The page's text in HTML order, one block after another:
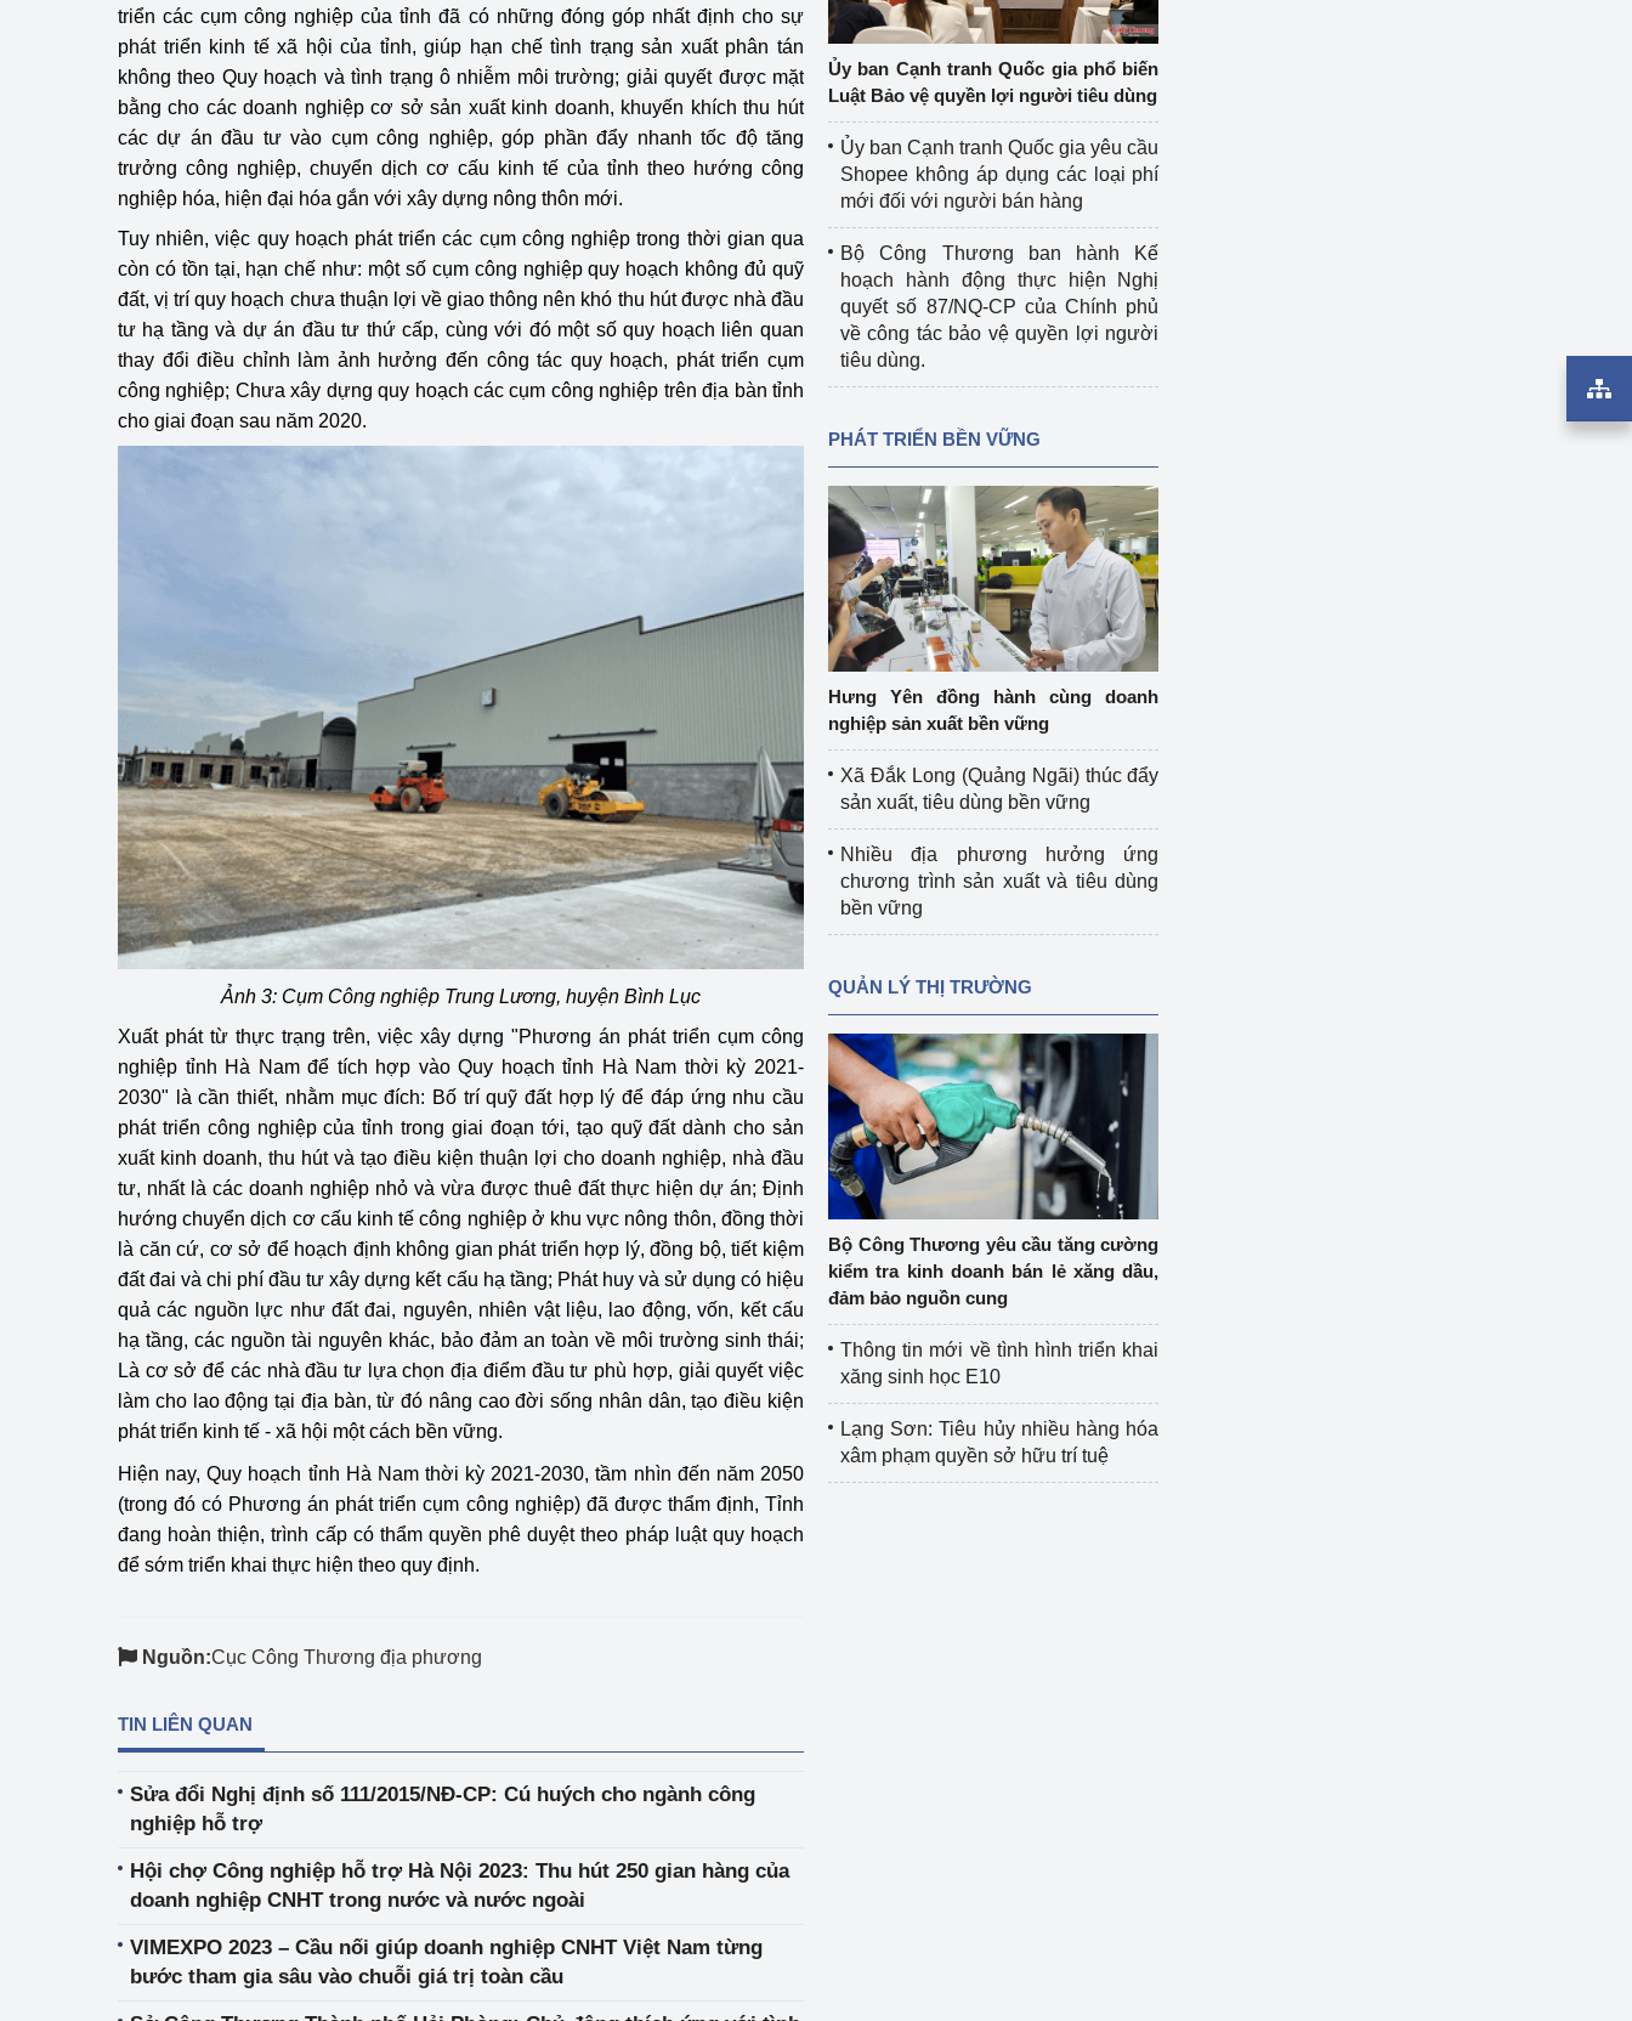
triển các cụm công nghiệp của tỉnh đã có những đóng góp nhất định cho sự
phát triển kinh tế xã hội của tỉnh, giúp hạn chế tình trạng sản xuất phân tán
không theo Quy hoạch và tình trạng ô nhiễm môi trường; giải quyết được mặt
bằng cho các doanh nghiệp cơ sở sản xuất kinh doanh, khuyến khích thu hút
các dự án đầu tư vào cụm công nghiệp, góp phần đẩy nhanh tốc độ tăng
trưởng công nghiệp, chuyển dịch cơ cấu kinh tế của tỉnh theo hướng công
nghiệp hóa, hiện đại hóa gắn với xây dựng nông thôn mới.
Tuy nhiên, việc quy hoạch phát triển các cụm công nghiệp trong thời gian qua
còn có tồn tại, hạn chế như: một số cụm công nghiệp quy hoạch không đủ quỹ
đất, vị trí quy hoạch chưa thuận lợi về giao thông nên khó thu hút được nhà đầu
tư hạ tầng và dự án đầu tư thứ cấp, cùng với đó một số quy hoạch liên quan
thay đổi điều chỉnh làm ảnh hưởng đến công tác quy hoạch, phát triển cụm
công nghiệp; Chưa xây dựng quy hoạch các cụm công nghiệp trên địa bàn tỉnh
cho giai đoạn sau năm 2020.
Ảnh 3: Cụm Công nghiệp Trung Lương, huyện Bình Lục
Xuất phát từ thực trạng trên, việc xây dựng "Phương án phát triển cụm công
nghiệp tỉnh Hà Nam để tích hợp vào Quy hoạch tỉnh Hà Nam thời kỳ 2021-
2030" là cần thiết, nhằm mục đích: Bố trí quỹ đất hợp lý để đáp ứng nhu cầu
phát triển công nghiệp của tỉnh trong giai đoạn tới, tạo quỹ đất dành cho sản
xuất kinh doanh, thu hút và tạo điều kiện thuận lợi cho doanh nghiệp, nhà đầu
tư, nhất là các doanh nghiệp nhỏ và vừa được thuê đất thực hiện dự án; Định
hướng chuyển dịch cơ cấu kinh tế công nghiệp ở khu vực nông thôn, đồng thời
là căn cứ, cơ sở để hoạch định không gian phát triển hợp lý, đồng bộ, tiết kiệm
đất đai và chi phí đầu tư xây dựng kết cấu hạ tầng; Phát huy và sử dụng có hiệu
quả các nguồn lực như đất đai, nguyên, nhiên vật liệu, lao động, vốn, kết cấu
hạ tầng, các nguồn tài nguyên khác, bảo đảm an toàn về môi trường sinh thái;
Là cơ sở để các nhà đầu tư lựa chọn địa điểm đầu tư phù hợp, giải quyết việc
làm cho lao động tại địa bàn, từ đó nâng cao đời sống nhân dân, tạo điều kiện
phát triển kinh tế - xã hội một cách bền vững.
Hiện nay, Quy hoạch tỉnh Hà Nam thời kỳ 2021-2030, tầm nhìn đến năm 2050
(trong đó có Phương án phát triển cụm công nghiệp) đã được thẩm định, Tỉnh
đang hoàn thiện, trình cấp có thẩm quyền phê duyệt theo pháp luật quy hoạch
để sớm triển khai thực hiện theo quy định.
Nguồn:Cục Công Thương địa phương
TIN LIÊN QUAN
Sửa đổi Nghị định số 111/2015/NĐ-CP: Cú huých cho ngành công
nghiệp hỗ trợ
Hội chợ Công nghiệp hỗ trợ Hà Nội 2023: Thu hút 250 gian hàng của
doanh nghiệp CNHT trong nước và nước ngoài
VIMEXPO 2023 – Cầu nối giúp doanh nghiệp CNHT Việt Nam từng
bước tham gia sâu vào chuỗi giá trị toàn cầu
Ủy ban Cạnh tranh Quốc gia phổ biến
Luật Bảo vệ quyền lợi người tiêu dùng
Ủy ban Cạnh tranh Quốc gia yêu cầu
Shopee không áp dụng các loại phí
mới đối với người bán hàng
Bộ Công Thương ban hành Kế
hoạch hành động thực hiện Nghị
quyết số 87/NQ-CP của Chính phủ
về công tác bảo vệ quyền lợi người
tiêu dùng.
PHÁT TRIỂN BỀN VỮNG
Hưng Yên đồng hành cùng doanh
nghiệp sản xuất bền vững
Xã Đắk Long (Quảng Ngãi) thúc đẩy
sản xuất, tiêu dùng bền vững
Nhiều địa phương hưởng ứng
chương trình sản xuất và tiêu dùng
bền vững
QUẢN LÝ THỊ TRƯỜNG
Bộ Công Thương yêu cầu tăng cường
kiểm tra kinh doanh bán lẻ xăng dầu,
đảm bảo nguồn cung
Thông tin mới về tình hình triển khai
xăng sinh học E10
Lạng Sơn: Tiêu hủy nhiều hàng hóa
xâm phạm quyền sở hữu trí tuệ